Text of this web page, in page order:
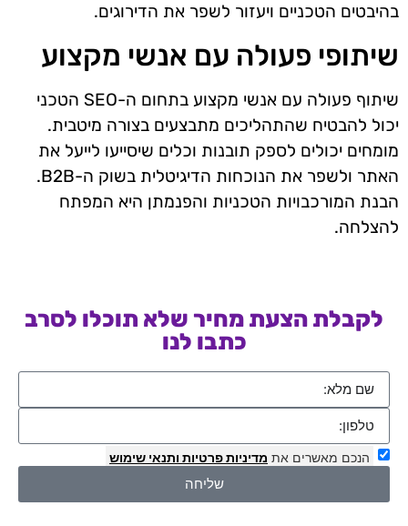
בהיבטים הטכניים ויעזור לשפר את הדירוגים.
שיתופי פעולה עם אנשי מקצוע
שיתוף פעולה עם אנשי מקצוע בתחום ה-SEO הטכני
יכול להבטיח שהתהליכים מתבצעים בצורה מיטבית.
מומחים יכולים לספק תובנות וכלים שיסייעו לייעל את
האתר ולשפר את הנוכחות הדיגיטלית בשוק ה-B2B.
הבנת המורכבויות הטכניות והפנמתן היא המפתח
להצלחה.
לקבלת הצעת מחיר שלא תוכלו לסרב
כתבו לנו
הנכם מאשרים את מדיניות פרטיות ותנאי שימוש
שליחה